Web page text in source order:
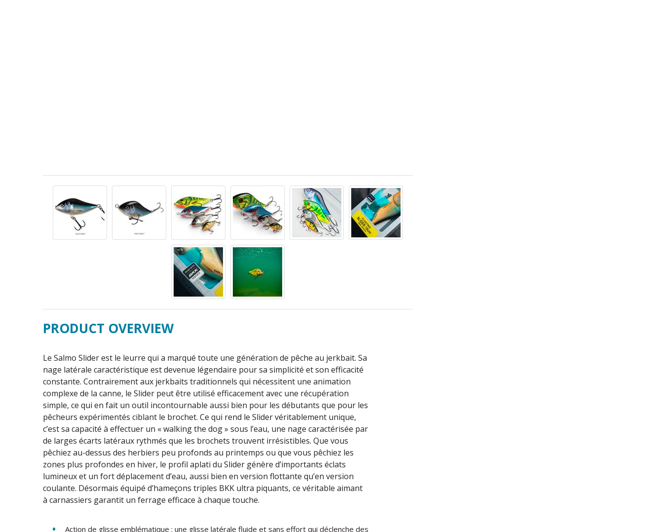
PRODUCT OVERVIEW
Le Salmo Slider est le leurre qui a marqué toute une génération de pêche au jerkbait. Sa
nage latérale caractéristique est devenue légendaire pour sa simplicité et son efficacité
constante. Contrairement aux jerkbaits traditionnels qui nécessitent une animation
complexe de la canne, le Slider peut être utilisé efficacement avec une récupération
simple, ce qui en fait un outil incontournable aussi bien pour les débutants que pour les
pêcheurs expérimentés ciblant le brochet. Ce qui rend le Slider véritablement unique,
c’est sa capacité à effectuer un « walking the dog » sous l’eau, une nage caractérisée par
de larges écarts latéraux rythmés que les brochets trouvent irrésistibles. Que vous
pêchiez au-dessus des herbiers peu profonds au printemps ou que vous pêchiez les
zones plus profondes en hiver, le profil aplati du Slider génère d’importants éclats
lumineux et un fort déplacement d’eau, aussi bien en version flottante qu’en version
coulante. Désormais équipé d’hameçons triples BKK ultra piquants, ce véritable aimant
à carnassiers garantit un ferrage efficace à chaque touche.
Action de glisse emblématique : une glisse latérale fluide et sans effort qui déclenche des